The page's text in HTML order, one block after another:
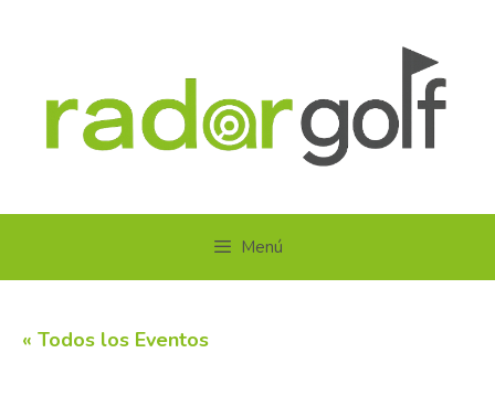
Menú
« Todos los Eventos